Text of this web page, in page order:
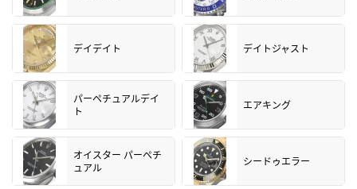
デイデイト デイトジャスト
パーペチュアルデイ
ト
エアキング
オイスター パーペチ
ュアル
シードゥエラー